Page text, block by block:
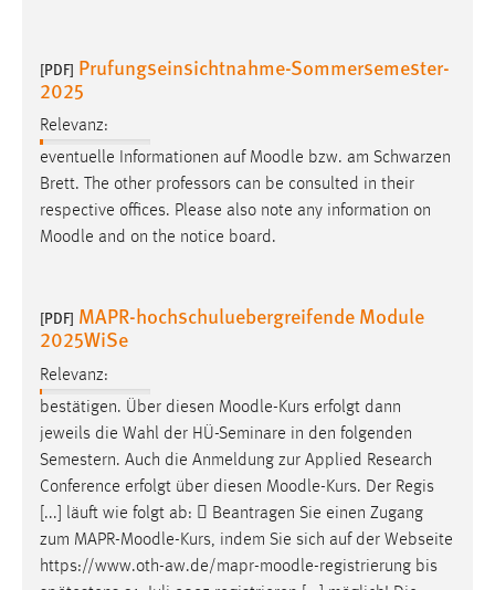
[PDF] Prufungseinsichtnahme-Sommersemester-
2025
Relevanz:
eventuelle Informationen auf Moodle bzw. am Schwarzen
Brett. The other professors can be consulted in their
respective offices. Please also note any information on
Moodle and on the notice board.
[PDF] MAPR-hochschuluebergreifende Module
2025WiSe
Relevanz:
bestätigen. Über diesen Moodle-Kurs erfolgt dann
jeweils die Wahl der HÜ-Seminare in den folgenden
Semestern. Auch die Anmeldung zur Applied Research
Conference erfolgt über diesen Moodle-Kurs. Der Regis
[...] läuft wie folgt ab:  Beantragen Sie einen Zugang
zum MAPR-Moodle-Kurs, indem Sie sich auf der Webseite
https://www.oth-aw.de/mapr-moodle-registrierung bis
Matomo
Name:
_pk_ref, _pk_cvar, _pk_id, _pk_ses
Zweck:
Zugriffsstatistik
Cookie Laufzeit:
MARKETING
Marketing Cookies werden von Drittanbietern
verwendet, um personalisierte Werbung anzuzeigen.
Sie tun dies, indem sie Besucher über Websites
hinweg verfolgen.
Google Ads
Name: